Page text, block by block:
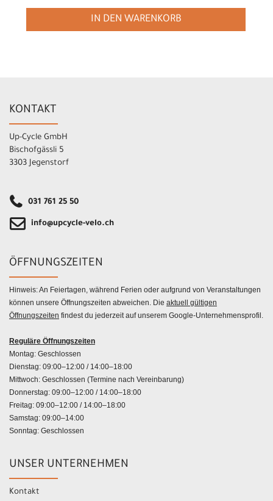
IN DEN WARENKORB
KONTAKT
Up-Cycle GmbH
Bischofgässli 5
3303 Jegenstorf
031 761 25 50
info@upcycle-velo.ch
ÖFFNUNGSZEITEN
Hinweis: An Feiertagen, während Ferien oder aufgrund von Veranstaltungen
können unsere Öffnungszeiten abweichen. Die aktuell gültigen
Öffnungszeiten findest du jederzeit auf unserem Google-Unternehmensprofil.
Reguläre Öffnungszeiten
Montag: Geschlossen
Dienstag: 09:00–12:00 / 14:00–18:00
Mittwoch: Geschlossen (Termine nach Vereinbarung)
Donnerstag: 09:00–12:00 / 14:00–18:00
Freitag: 09:00–12:00 / 14:00–18:00
Samstag: 09:00–14:00
Sonntag: Geschlossen
UNSER UNTERNEHMEN
Kontakt